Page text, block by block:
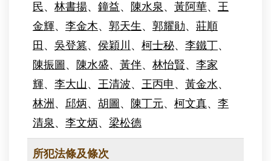
民、 林書揚、 鐘益、 陳水泉 、 黃阿華、 王
金輝、 李金木、 郭天生 、 郭耀勛、 莊順
田 、 吳登篡、 侯穎川 、 柯士秘、 李鐵丁、
陳振圖 、 陳水盛、 黃伴、 林怡賢、 李家
輝、 李大山 、 王清波、 王丙申 、 黃金水、
林洲 、 邱炳、 胡圖 、 陳丁元、 柯文真、 李
清泉 、 李文炳、 梁松德
所犯法條及條次